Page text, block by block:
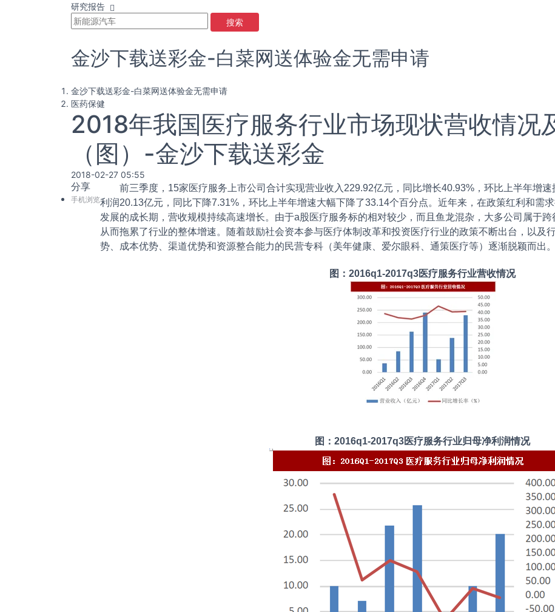
研究报告
搜索
金沙下载送彩金-白菜网送体验金无需申请
金沙下载送彩金-白菜网送体验金无需申请
医药保健
2018年我国医疗服务行业市场现状营收情况
（图）-金沙下载送彩金
2018-02-27 05:55
分享
手机浏览
前三季度，15家医疗服务上市公司合计实现营业收入229.92亿元，同比增长40.93%，环比上半年增速
利润20.13亿元，同比下降7.31%，环比上半年增速大幅下降了33.14个百分点。近年来，在政策红利和需
发展的成长期，营收规模持续高速增长。由于a股医疗服务标的相对较少，而且鱼龙混杂，大多公司属于
从而拖累了行业的整体增速。随着鼓励社会资本参与医疗体制改革和投资医疗行业的政策不断出台，以及
势、成本优势、渠道优势和资源整合能力的民营专科（美年健康、爱尔眼科、通策医疗等）逐渐脱颖而出。
图：2016q1-2017q3医疗服务行业营收情况
图：2016q1-2017q3医疗服务行业归母净利润情况